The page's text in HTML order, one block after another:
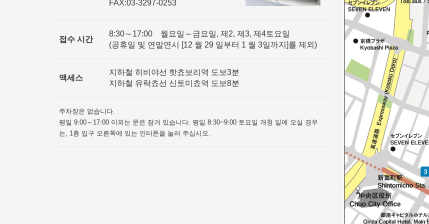
FAX:03-3297-0253
접수 시간
8:30～17:00 월요일～금요일, 제2, 제3, 제4토요일
(공휴일 및 연말연시 [12 월 29 일부터 1 월 3일까지]를 제외)
액세스
지하철 히비야선 핫쵸보리역 도보3분
지하철 유락쵸선 신토미쵸역 도보8분
주차장은 없습니다.
평일 9:00～17:00 이외는 문은 잠겨 있습니다. 평일 8:30~9:00 토요일 개청 일에 오실 경우
는, 1층 입구 오른쪽에 있는 인터폰을 눌러 주십시오.